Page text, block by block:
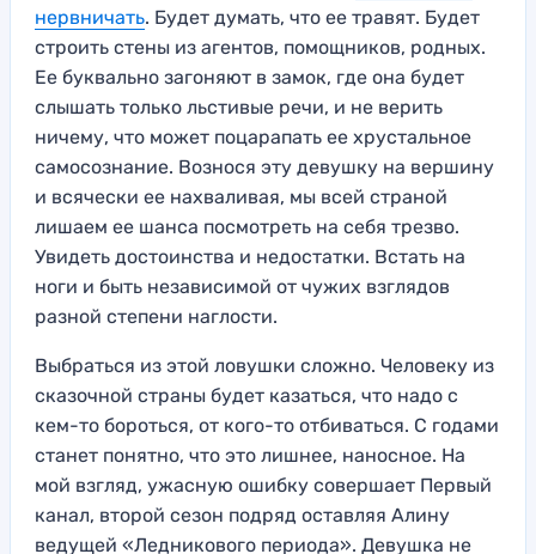
нервничать. Будет думать, что ее травят. Будет
строить стены из агентов, помощников, родных.
Ее буквально загоняют в замок, где она будет
слышать только льстивые речи, и не верить
ничему, что может поцарапать ее хрустальное
самосознание. Вознося эту девушку на вершину
и всячески ее нахваливая, мы всей страной
лишаем ее шанса посмотреть на себя трезво.
Увидеть достоинства и недостатки. Встать на
ноги и быть независимой от чужих взглядов
разной степени наглости.
Выбраться из этой ловушки сложно. Человеку из
сказочной страны будет казаться, что надо с
кем-то бороться, от кого-то отбиваться. С годами
станет понятно, что это лишнее, наносное. На
мой взгляд, ужасную ошибку совершает Первый
канал, второй сезон подряд оставляя Алину
ведущей «Ледникового периода». Девушка не